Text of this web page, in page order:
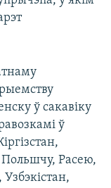
ў сакавіку
ў
Польшчу, Расею,